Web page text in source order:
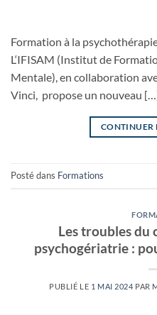
Formation à la
L‘IFISAM (Institut de
Mentale), en collaboration
Vinci, propose un nouveau
CONTINUER
Posté dans Formations
Les troubles du
psychogériatrie :
PUBLIÉ LE 1 MAI 2024 PAR